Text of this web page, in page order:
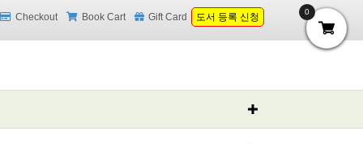
Checkout Book Cart Gift Card 도서 등록 신청 0